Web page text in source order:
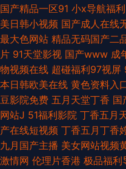
国产精品一区91 小x导航福利
美日韩小视频 国产成人在线
最大色网站 精品无码国产二
片 91天堂影视 国产www 成
物视频在线 超碰福利97视屏
本日韩欧美在线 黄色资料入
豆影院免费 五月天堂丁香 国
网站J 51福利影院 丁香五月
产在线短视频 丁香五月丁香
九月国产主播 美女网站视频
激情网 伦理片香港 极品福利